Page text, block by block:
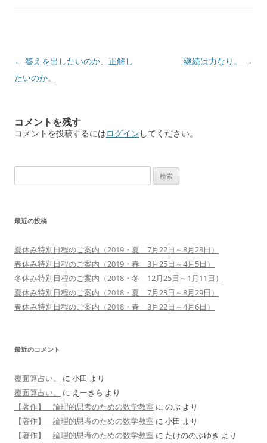
投
稿
ゲ
← 答えを出したいのか、正解し
たいのか。
継続は力なり。 →
コメントを残す
コメントを投稿するにはログイン してください。
索:
最近の投稿
夏休み特別日程のご案内（2019・夏 7月22日～8月28日）
春休み特別日程のご案内（2019・春 3月25日～4月5日）
冬休み特別日程のご案内（2018・冬 12月25日～1月11日）
夏休み特別日程のご案内（2018・夏 7月23日～8月29日）
春休み特別日程のご案内（2018・春 3月22日～4月6日）
最近のコメント
覆面算占い。 に 小田 より
覆面算占い。
に えーきら より
【著作】 論理的思考のための数学教室 に のぶ より
【著作】 論理的思考のための数学教室 に 小田 より
【著作】 論理的思考のための数学教室 に たけののぶゆき より